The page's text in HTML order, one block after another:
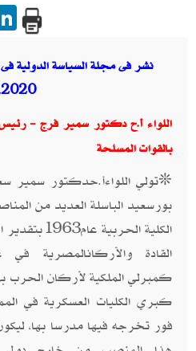
LinkedIn
نشر فى مجلة السياسة الدولية فى العدد
2020
اللواء أ.ح دكتور سمير فرج - رئيس
بالقوات المسلحة
❊تولي اللواءأ.حدكتور سمير
بورسعيد الباسلة العديد من
الكلية
كبري الكليات العسكرية في
فور تخرجه فيها مدرسا بها،